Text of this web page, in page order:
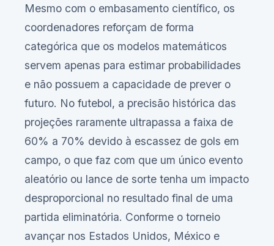
Mesmo com o embasamento científico, os
coordenadores reforçam de forma
categórica que os modelos matemáticos
servem apenas para estimar probabilidades
e não possuem a capacidade de prever o
futuro. No futebol, a precisão histórica das
projeções raramente ultrapassa a faixa de
60% a 70% devido à escassez de gols em
campo, o que faz com que um único evento
aleatório ou lance de sorte tenha um impacto
desproporcional no resultado final de uma
partida eliminatória. Conforme o torneio
avançar nos Estados Unidos, México e